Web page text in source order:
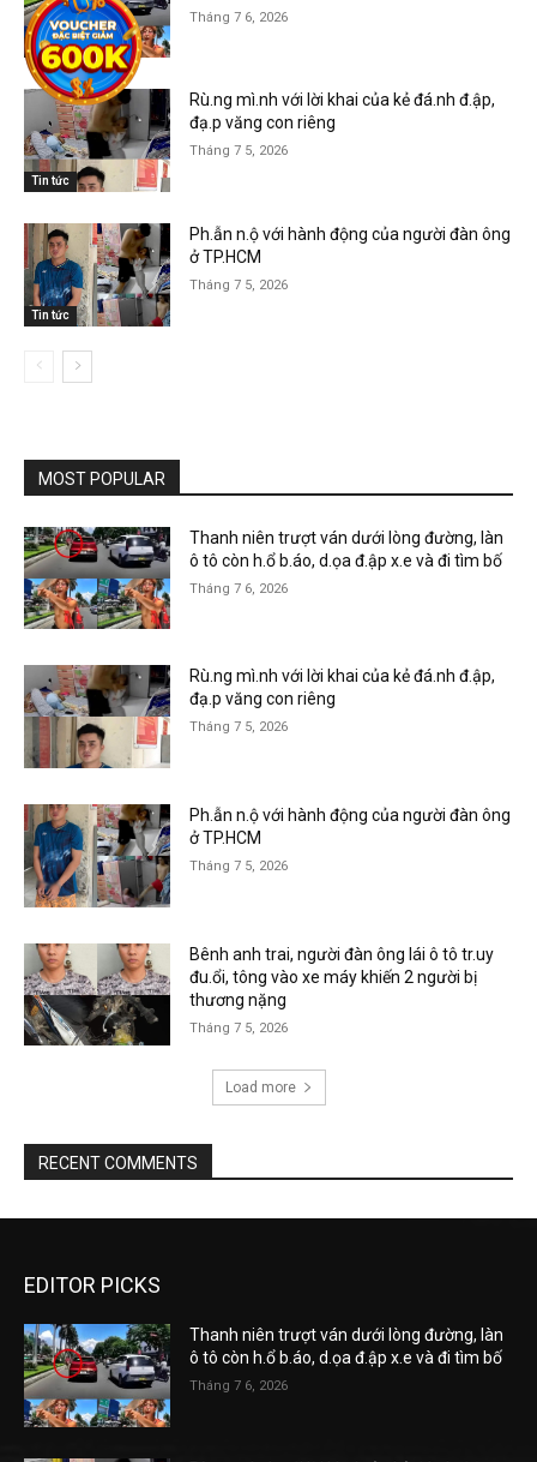
Tin tức
Tháng 7 6, 2026
Tin tức
Rù.ng mì.nh với lời khai của kẻ đá.nh đ.ập,
đạ.p văng con riêng
Tháng 7 5, 2026
Tin tức
Ph.ẫn n.ộ với hành động của người đàn ông
ở TP.HCM
Tháng 7 5, 2026
MOST POPULAR
Thanh niên trượt ván dưới lòng đường, làn
ô tô còn h.ổ b.áo, d.ọa đ.ập x.e và đi tìm bố
Tháng 7 6, 2026
Rù.ng mì.nh với lời khai của kẻ đá.nh đ.ập,
đạ.p văng con riêng
Tháng 7 5, 2026
Ph.ẫn n.ộ với hành động của người đàn ông
ở TP.HCM
Tháng 7 5, 2026
Bênh anh trai, người đàn ông lái ô tô tr.uy
đu.ổi, tông vào xe máy khiến 2 người bị
thương nặng
Tháng 7 5, 2026
Load more
RECENT COMMENTS
EDITOR PICKS
Thanh niên trượt ván dưới lòng đường, làn
ô tô còn h.ổ b.áo, d.ọa đ.ập x.e và đi tìm bố
Tháng 7 6, 2026